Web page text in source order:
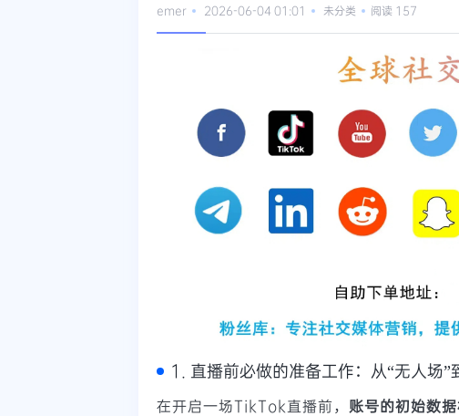
emer 2026-06-04 01:01 未分类 阅读 157
1. 直播前必做的准备工作：从“无人场”
在开启一场TikTok直播前， 账号的初始数